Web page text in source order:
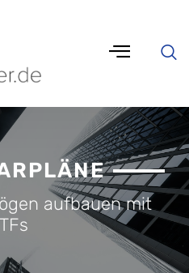
aufbauen mit